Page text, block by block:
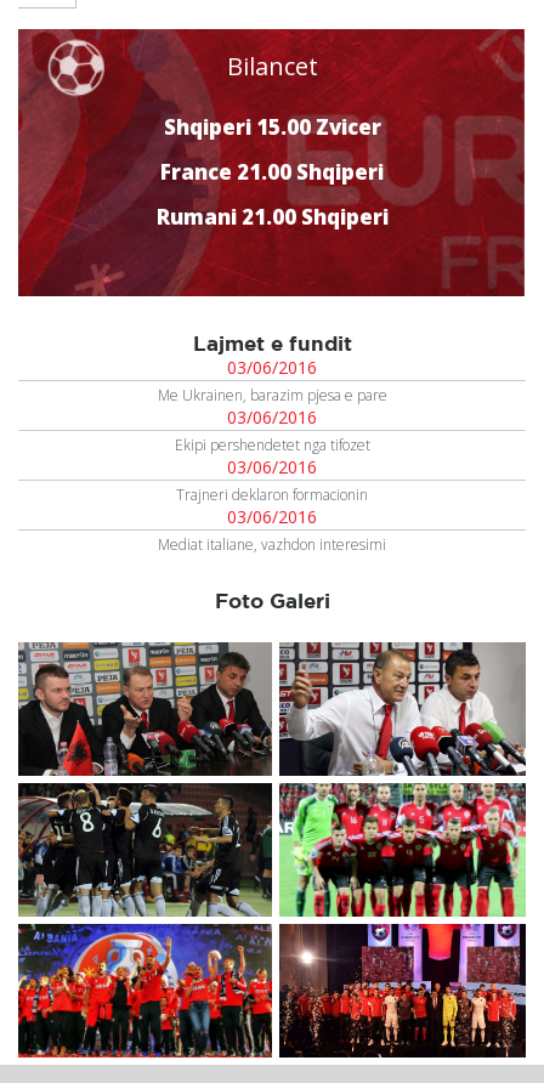
Bilancet
Shqiperi 15.00 Zvicer
France 21.00 Shqiperi
Rumani 21.00 Shqiperi
Lajmet e fundit
03/06/2016
Me Ukrainen, barazim pjesa e pare
03/06/2016
Ekipi pershendetet nga tifozet
03/06/2016
Trajneri deklaron formacionin
03/06/2016
Mediat italiane, vazhdon interesimi
Foto Galeri